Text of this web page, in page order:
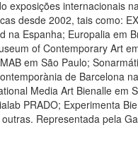
exposições internacionais
desde 2002, tais como:
na Espanha; Europalia em
of Contemporary Art
em São Paulo;
de Barcelona
Media Art Bienalle em
PRADO; Experimenta
Representada pela